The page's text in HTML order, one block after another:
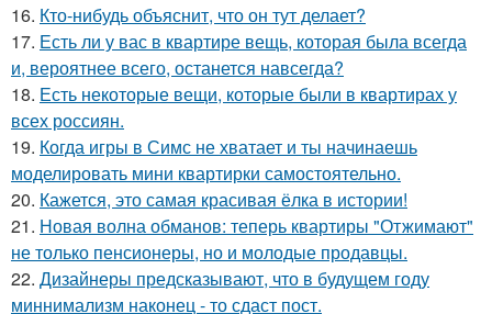
16. Кто-нибудь объяснит, что он тут делает?
17. Есть ли у вас в квартире вещь, которая была всегда
и, вероятнее всего, останется навсегда?
18. Есть некоторые вещи, которые были в квартирах у
всех россиян.
19. Когда игры в Симс не хватает и ты начинаешь
моделировать мини квартирки самостоятельно.
20. Кажется, это самая красивая ёлка в истории!
21. Новая волна обманов: теперь квартиры "Отжимают"
не только пенсионеры, но и молодые продавцы.
22. Дизайнеры предсказывают, что в будущем году
миннимализм наконец - то сдаст пост.